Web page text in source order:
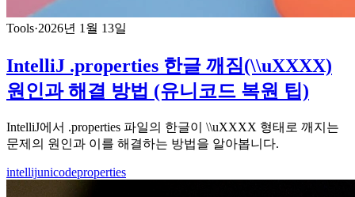
Tools·2026년 1월 13일
IntelliJ .properties 한글 깨짐(\\uXXXX)
원인과 해결 방법 (유니코드 복원 팁)
IntelliJ에서 .properties 파일의 한글이 \\uXXXX 형태로 깨지는
문제의 원인과 이를 해결하는 방법을 알아봅니다.
intellijunicodeproperties